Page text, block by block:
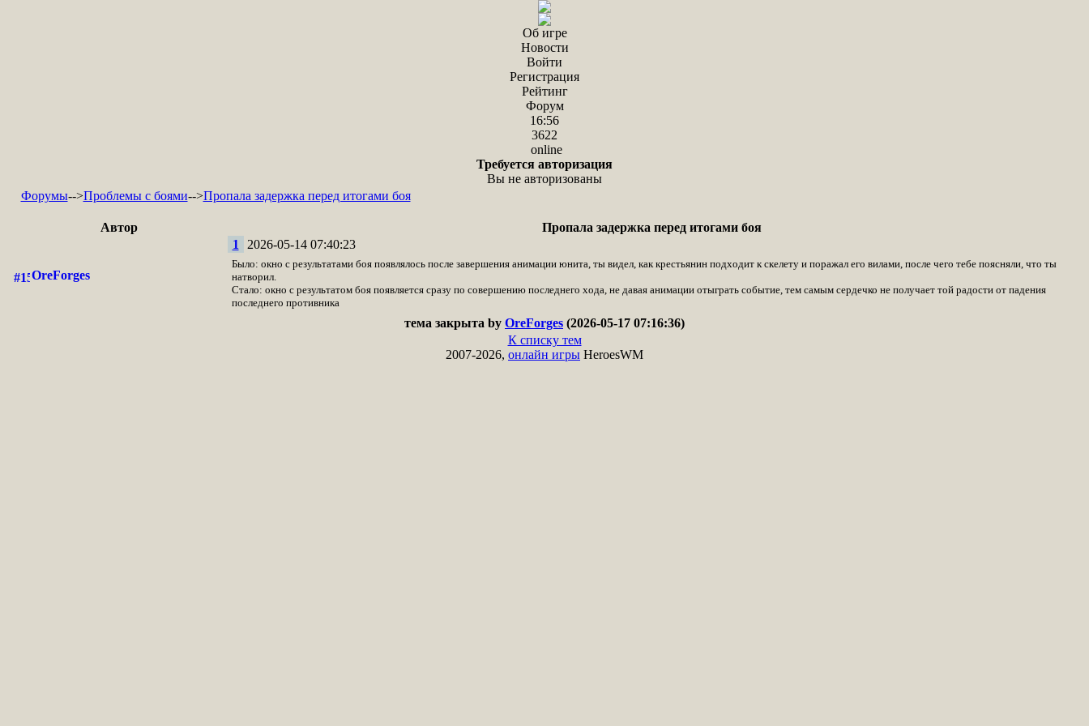
Об игре
Новости
Войти
Регистрация
Рейтинг
Форум
16:56
3622
online
Требуется авторизация
Вы не авторизованы
Форумы-->Проблемы с боями-->Пропала задержка перед итогами боя
Автор Пропала задержка перед итогами боя
OreForges
1 2026-05-14 07:40:23
Было: окно с результатами боя появлялось после завершения анимации юнита, ты видел, как крестьянин подходит к скелету и поражал его вилами, после чего тебе поясняли, что ты
натворил.
Стало: окно с результатом боя появляется сразу по совершению последнего хода, не давая анимации отыграть событие, тем самым сердечко не получает той радости от падения
последнего противника
тема закрыта by OreForges (2026-05-17 07:16:36)
К списку тем
2007-2026, онлайн игры HeroesWM